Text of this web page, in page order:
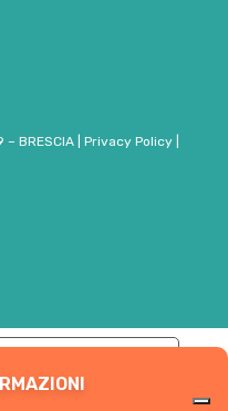
– BRESCIA Privacy Policy